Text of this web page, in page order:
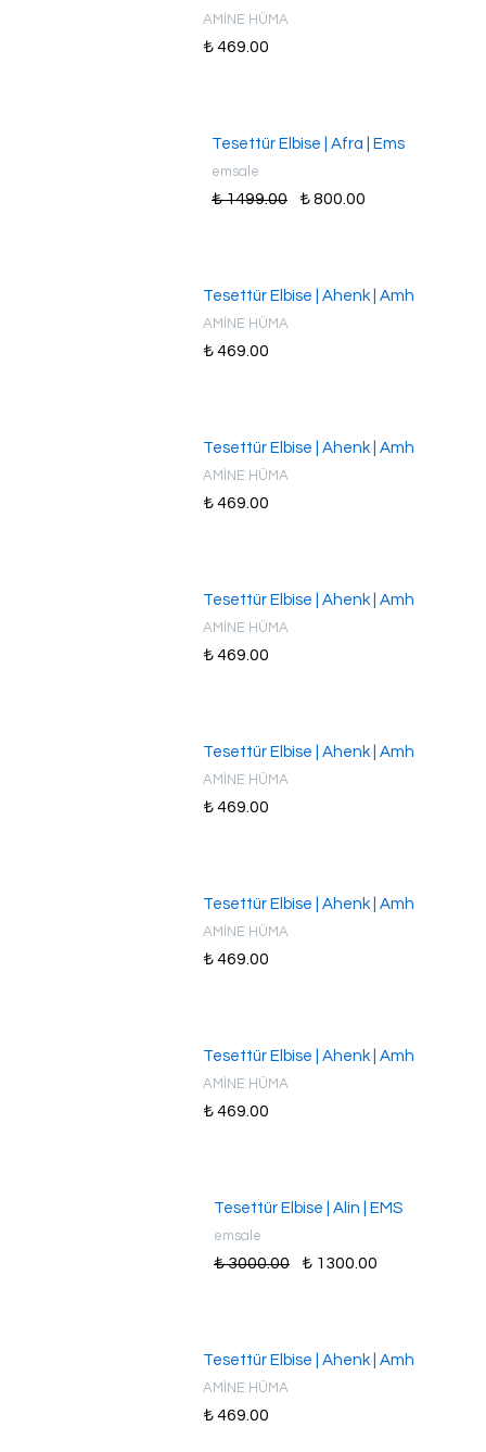
AMİNE HÜMA
₺ 469.00
Tesettür Elbise | Afra | Ems
emsale
₺ 1499.00 ₺ 800.00
Tesettür Elbise | Ahenk | Amh
AMİNE HÜMA
₺ 469.00
Tesettür Elbise | Ahenk | Amh
AMİNE HÜMA
₺ 469.00
Tesettür Elbise | Ahenk | Amh
AMİNE HÜMA
₺ 469.00
Tesettür Elbise | Ahenk | Amh
AMİNE HÜMA
₺ 469.00
Tesettür Elbise | Ahenk | Amh
AMİNE HÜMA
₺ 469.00
Tesettür Elbise | Ahenk | Amh
AMİNE HÜMA
₺ 469.00
Tesettür Elbise | Alin | EMS
emsale
₺ 3000.00 ₺ 1300.00
Tesettür Elbise | Ahenk | Amh
AMİNE HÜMA
₺ 469.00